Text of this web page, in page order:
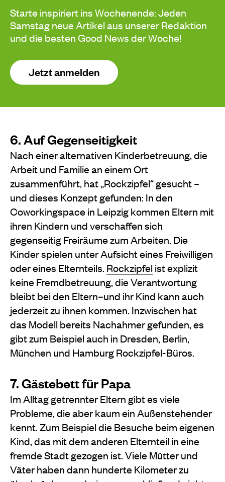
Starte inspiriert ins Wochenende: Jeden
Samstag neue Artikel aus unserer Redaktion
und die besten Good News der Woche!
Jetzt anmelden
6. Auf Gegenseitigkeit
Nach einer alternativen Kinderbetreuung, die
Arbeit und Familie an einem Ort
zusammenführt, hat „Rockzipfel“ gesucht –
und dieses Konzept gefunden: In den
Coworkingspace in Leipzig kommen Eltern mit
ihren Kindern und verschaffen sich
gegenseitig Freiräume zum Arbeiten. Die
Kinder spielen unter Aufsicht eines Freiwilligen
oder eines Elternteils. Rockzipfel ist explizit
keine Fremdbetreuung, die Verantwortung
bleibt bei den Eltern–und ihr Kind kann auch
jederzeit zu ihnen kommen. Inzwischen hat
das Modell bereits Nachahmer gefunden, es
gibt zum Beispiel auch in Dresden, Berlin,
München und Hamburg Rockzipfel-Büros.
7. Gästebett für Papa
Im Alltag getrennter Eltern gibt es viele
Probleme, die aber kaum ein Außenstehender
kennt. Zum Beispiel die Besuche beim eigenen
Kind, das mit dem anderen Elternteil in eine
fremde Stadt gezogen ist. Viele Mütter und
Väter haben dann hunderte Kilometer zu